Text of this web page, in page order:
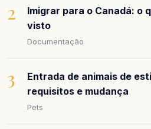
2
Imigrar para o Canadá: o
visto
Documentação
3
Entrada de animais de
requisitos e mudança
Pets